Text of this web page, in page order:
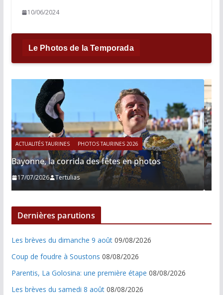
10/06/2024
Le Photos de la Temporada
ACTUALITÉS TAURINES PHOTOS TAURINES 2026
Istres, le retour de Cesar Rincon en photos
21/06/2026 Tertulias
Dernières parutions
Les brèves du dimanche 9 août 09/08/2026
Coup de foudre à Soustons 08/08/2026
Parentis, La Golosina: une première étape 08/08/2026
Les brèves du samedi 8 août 08/08/2026